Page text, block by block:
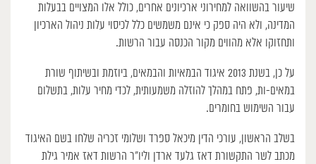
שיעור בהשוואה למחירוני ארכיונים אחרים, כולל אלו המצויים בבעלות
המדינה, ולא היה ספק כי אינם משמשים כלל לכיסוי עלות ניהול הארכיון
ותחזוקו אלא מהווים מקור הכנסה עבור הרשות.
על כן, בשנת 2013 איגוד הבמאיות והבמאים, ביוזמת ובשיתוף שורת
במאים-ות, פתח במהלך להוזלה משמעותית, לכדי מחיר עלות, בתשלום
עבור השימוש בחומרים.
בשלב הראשון, עורכי הדין מיכאל ספרד ושלומי זכריה שלחו בשם האיגוד
מכתב לשר התקשורת דאז גלעד ארדן וליו”ר הרשות דאז אמיר גילת